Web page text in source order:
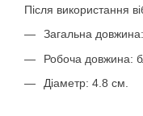
Після використання
Загальна
Робоча довжина:
Діаметр: 4.8 см.